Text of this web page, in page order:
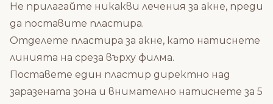
Не прилагайте никакви лечения за акне, преди
да поставите пластира.
Отделете пластира за акне, като натиснете
линията на среза върху филма.
Поставете един пластир директно над
заразената зона и внимателно натиснете за 5